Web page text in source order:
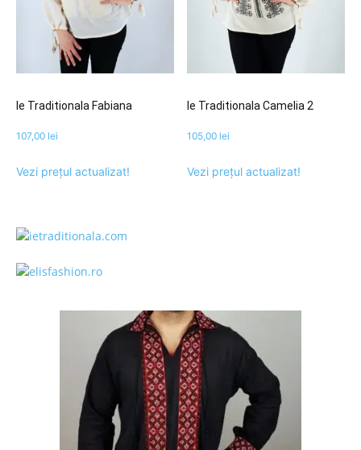
Ie Traditionala Fabiana
107,00 lei
Vezi prețul actualizat!
Ie Traditionala Camelia 2
105,00 lei
Vezi prețul actualizat!